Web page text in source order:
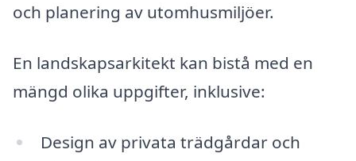
och planering av utomhusmiljöer.
En landskapsarkitekt kan bistå med en
mängd olika uppgifter, inklusive:
Design av privata trädgårdar och